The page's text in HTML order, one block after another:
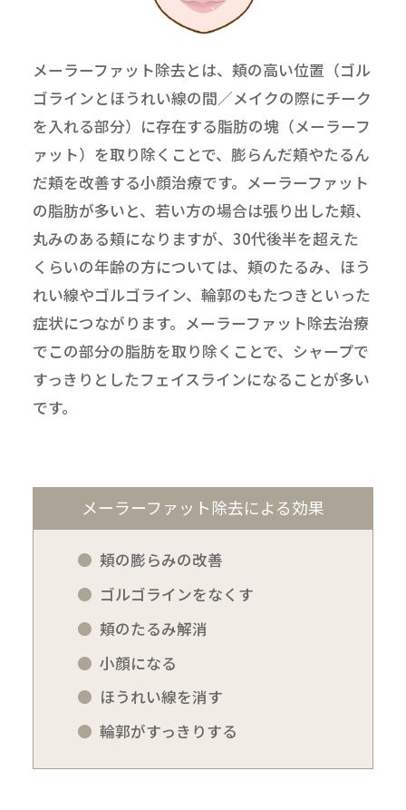
メーラーファット除去とは、頬の高い位置（ゴル
ゴラインとほうれい線の間／メイクの際にチーク
を入れる部分）に存在する脂肪の塊（メーラーフ
ァット）を取り除くことで、膨らんだ頬やたるん
だ頬を改善する小顔治療です。メーラーファット
の脂肪が多いと、若い方の場合は張り出した頬、
丸みのある頬になりますが、30代後半を超えた
くらいの年齢の方については、頬のたるみ、ほう
れい線やゴルゴライン、輪郭のもたつきといった
症状につながります。メーラーファット除去治療
でこの部分の脂肪を取り除くことで、シャープで
すっきりとしたフェイスラインになることが多い
です。
メーラーファット除去による効果
頬の膨らみの改善
ゴルゴラインをなくす
頬のたるみ解消
小顔になる
ほうれい線を消す
輪郭がすっきりする